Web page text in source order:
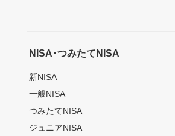
NISA･つみたてNISA
新NISA
一般NISA
つみたてNISA
ジュニアNISA